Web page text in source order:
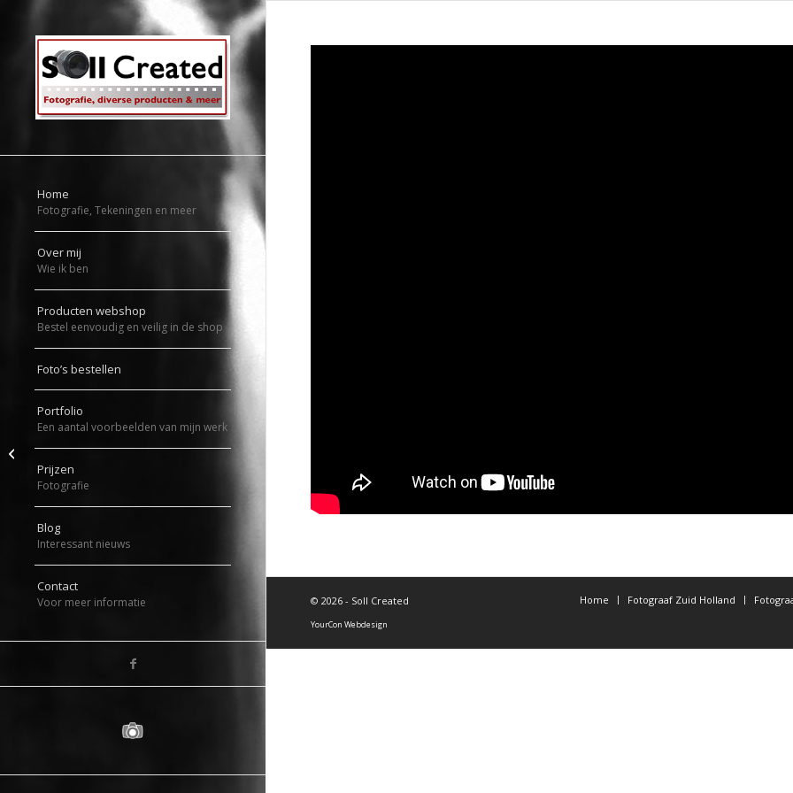
Home
Fotografie, Tekeningen en meer
Over mij
Wie ik ben
Producten webshop
Bestel eenvoudig en veilig in de shop
Foto’s bestellen
Portfolio
Een aantal voorbeelden van mijn werk
Prijzen
Fotografie
Blog
Interessant nieuws
Contact
Voor meer informatie © 2026 - Soll Created
YourCon Webdesign
Home Fotograaf Zuid Holland
Bruiloft in Amsterdam